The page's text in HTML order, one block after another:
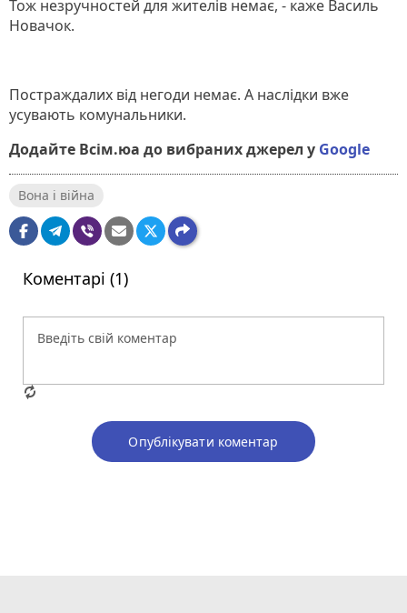
Тож незручностей для жителів немає, - каже Василь
Новачок.
Постраждалих від негоди немає. А наслідки вже
усувають комунальники.
Додайте Всім.юа до вибраних джерел у Google
Вона і війна
Коментарі (1)
Опублікувати коментар